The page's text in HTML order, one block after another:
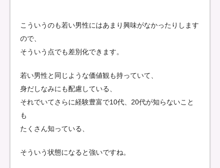
こういうのも若い男性にはあまり興味がなかったりします
ので、
そういう点でも差別化できます。
若い男性と同じような価値観も持っていて、
身だしなみにも配慮している、
それでいてさらに経験豊富で10代、20代が知らないこと
も
たくさん知っている、
そういう状態になると強いですね。